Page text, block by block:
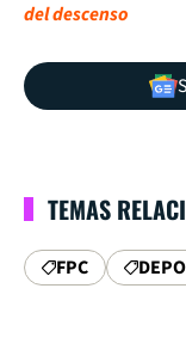
del descenso
TEMAS
FPC